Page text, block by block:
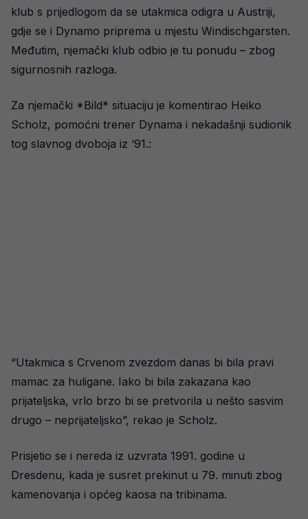
klub s prijedlogom da se utakmica odigra u Austriji,
gdje se i Dynamo priprema u mjestu Windischgarsten.
Međutim, njemački klub odbio je tu ponudu – zbog
sigurnosnih razloga.
Za njemački *Bild* situaciju je komentirao Heiko
Scholz, pomoćni trener Dynama i nekadašnji sudionik
tog slavnog dvoboja iz ‘91.:
“Utakmica s Crvenom zvezdom danas bi bila pravi
mamac za huligane. Iako bi bila zakazana kao
prijateljska, vrlo brzo bi se pretvorila u nešto sasvim
drugo – neprijateljsko”, rekao je Scholz.
Prisjetio se i nereda iz uzvrata 1991. godine u
Dresdenu, kada je susret prekinut u 79. minuti zbog
kamenovanja i općeg kaosa na tribinama.